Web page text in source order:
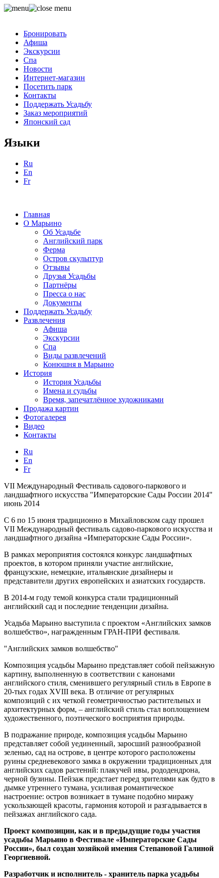
Бронировать
Афиша
Экскурсии
Спа
Новости
Интернет-магазин
Посетить парк
Контакты
Поддержать Усадьбу
Заказ мероприятий
Японский сад
Языки
Ru
En
Fr
Главная
О Марьино
Об Усадьбе
Английский парк
Ферма
Остров скульптур
Отзывы
Друзья Усадьбы
Партнёры
Пресса о нас
Документы
Поддержать Усадьбу
Развлечения
Афиша
Экскурсии
Спа
Виды развлечений
Конюшня в Марьино
История
История Усадьбы
Имена и судьбы
Время, запечатлённое художниками
Продажа картин
Фотогалерея
Видео
Контакты
Ru
En
Fr
VII Международный Фестиваль садового-паркового и
ландшафтного искусства "Императорские Сады России 2014"
июнь 2014
С 6 по 15 июня традиционно в Михайловском саду прошел
VII Международный фестиваль садово-паркового искусства и
ландшафтного дизайна «Императорские Сады России».
В рамках мероприятия состоялся конкурс ландшафтных
проектов, в котором приняли участие английские,
французские, немецкие, итальянские дизайнеры и
представители других европейских и азиатских государств.
В 2014-м году темой конкурса стали традиционный
английский сад и последние тенденции дизайна.
Усадьба Марьино выступила с проектом «Английских замков
волшебство», награжденным ГРАН-ПРИ фестиваля.
"Английских замков волшебство"
Композиция усадьбы Марьино представляет собой пейзажную
картину, выполненную в соответствии с канонами
английского стиля, сменившего регулярный стиль в Европе в
20-тых годах XVIII века. В отличие от регулярных
композиций с их четкой геометричностью растительных и
архитектурных форм, – английский стиль стал воплощением
художественного, поэтического восприятия природы.
В подражание природе, композиция усадьбы Марьино
представляет собой уединенный, заросший разнообразной
зеленью, сад на острове, в центре которого расположены
руины средневекового замка в окружении традиционных для
английских садов растений: плакучей ивы, рододендрона,
черной бузины. Пейзаж предстает перед зрителями как будто в
дымке утреннего тумана, усиливая романтическое
настроение: остров возникает в тумане подобно миражу
ускользающей красоты, гармония которой и разгадывается в
пейзажах английского сада.
Проект композиции, как и в предыдущие годы участия
усадьбы Марьино в Фестивале «Императорские Сады
России», был создан хозяйкой имения Степановой Галиной
Георгиевной.
Разработчик и исполнитель - хранитель парка усадьбы